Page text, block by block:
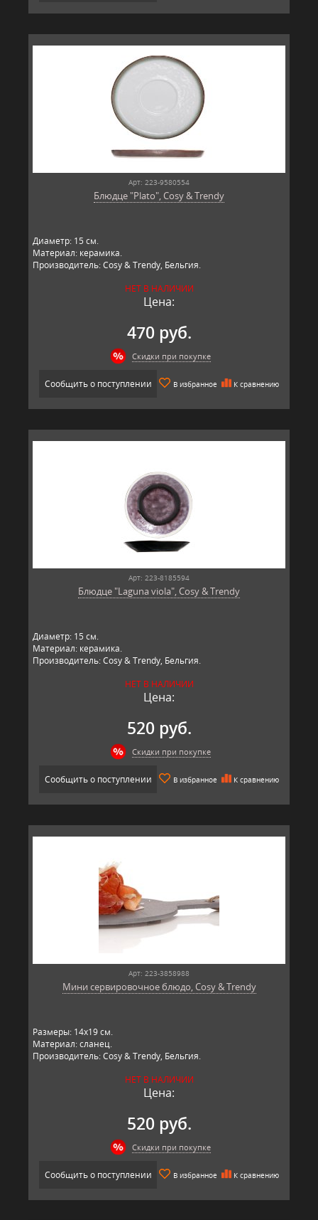
Арт: 223-9580554
Блюдце "Plato", Cosy & Trendy
Диаметр: 15 см.
Материал: керамика.
Производитель: Cosy & Trendy, Бельгия.
НЕТ В НАЛИЧИИ
Цена:
470 руб.
Скидки при покупке
Сообщить о поступлении В избранное К сравнению
Арт: 223-8185594
Блюдце "Laguna viola", Cosy & Trendy
Диаметр: 15 см.
Материал: керамика.
Производитель: Cosy & Trendy, Бельгия.
НЕТ В НАЛИЧИИ
Цена:
520 руб.
Скидки при покупке
Сообщить о поступлении В избранное К сравнению
Арт: 223-3858988
Мини сервировочное блюдо, Cosy & Trendy
Размеры: 14х19 см.
Материал: сланец.
Производитель: Cosy & Trendy, Бельгия.
НЕТ В НАЛИЧИИ
Цена:
520 руб.
Скидки при покупке
Сообщить о поступлении В избранное К сравнению